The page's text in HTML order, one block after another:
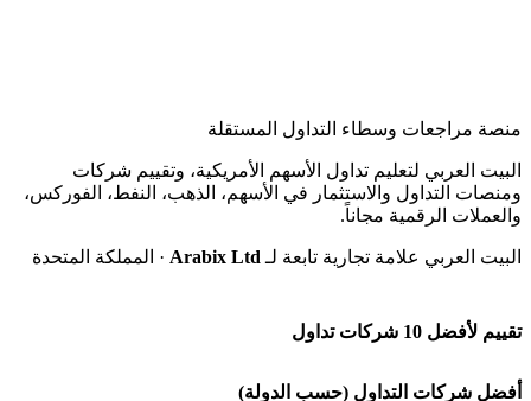
منصة مراجعات وسطاء التداول المستقلة
البيت العربي لتعليم تداول الأسهم الأمريكية، وتقييم شركات
ومنصات التداول والاستثمار في الأسهم، الذهب، النفط، الفوركس،
والعملات الرقمية مجاناً.
البيت العربي علامة تجارية تابعة لـ Arabix Ltd · المملكة المتحدة
تقييم لأفضل 10 شركات تداول
شركة Capital.com
أفضل شركات التداول (حسب الدولة)